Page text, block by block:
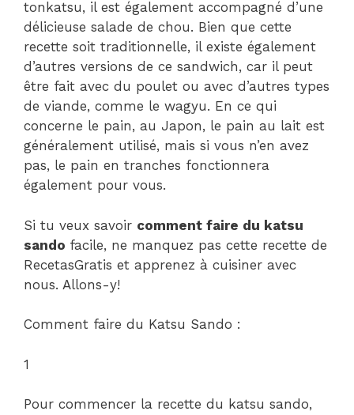
tonkatsu, il est également accompagné d’une
délicieuse salade de chou. Bien que cette
recette soit traditionnelle, il existe également
d’autres versions de ce sandwich, car il peut
être fait avec du poulet ou avec d’autres types
de viande, comme le wagyu. En ce qui
concerne le pain, au Japon, le pain au lait est
généralement utilisé, mais si vous n’en avez
pas, le pain en tranches fonctionnera
également pour vous.
Si tu veux savoir comment faire du katsu
sando facile, ne manquez pas cette recette de
RecetasGratis et apprenez à cuisiner avec
nous. Allons-y!
Comment faire du Katsu Sando :
1
Pour commencer la recette du katsu sando,